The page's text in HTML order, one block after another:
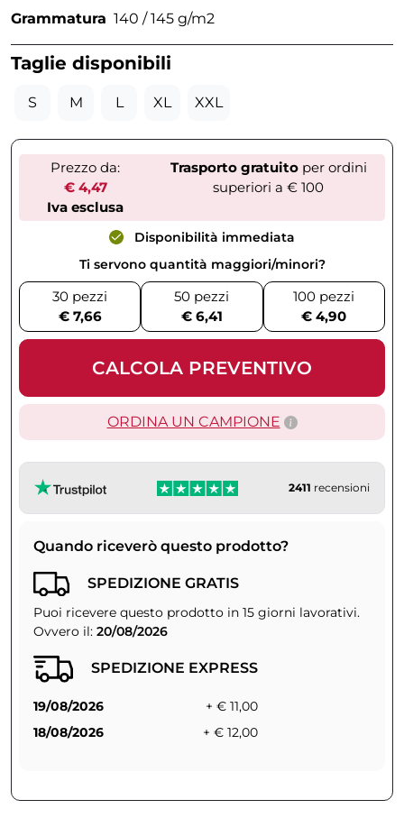
Grammatura 140 / 145 g/m2
Taglie disponibili
S M L XL XXL
Prezzo da:
€ 4,47
Iva esclusa
Trasporto gratuitoper ordini
superiori a € 100
Disponibilità immediata
Ti servono quantità maggiori/minori?
30 pezzi
€ 7,66
50 pezzi
€ 6,41
100 pezzi
€ 4,90
CALCOLA PREVENTIVO
ORDINA UN CAMPIONE
2411 recensioni
Quando riceverò questo prodotto?
SPEDIZIONE GRATIS
Puoi ricevere questo prodotto in 15 giorni lavorativi.
Ovvero il: 20/08/2026
SPEDIZIONE EXPRESS
19/08/2026
+ € 11,00
18/08/2026
+ € 12,00